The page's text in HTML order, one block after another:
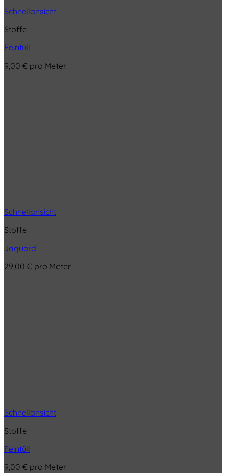
Schnellansicht
Stoffe
Feintüll
9,00 € pro Meter
Schnellansicht
Stoffe
Jaquard
29,00 € pro Meter
Schnellansicht
Stoffe
Feintüll
9,00 € pro Meter